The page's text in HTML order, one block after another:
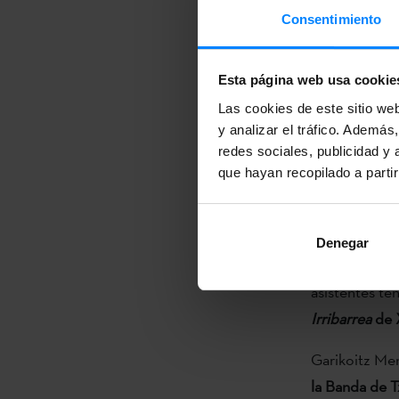
Consentimiento
Esta página web usa
Las cookies de este sitio
y analizar el tráfico.
redes sociales, publicidad y
que hayan recopilado a
Denegar
orquesta
Antesde
piano junto
estreno
Fundada
al año bajo
encargado
asistentes
Irribarreade
Garikoitz
la Banda de